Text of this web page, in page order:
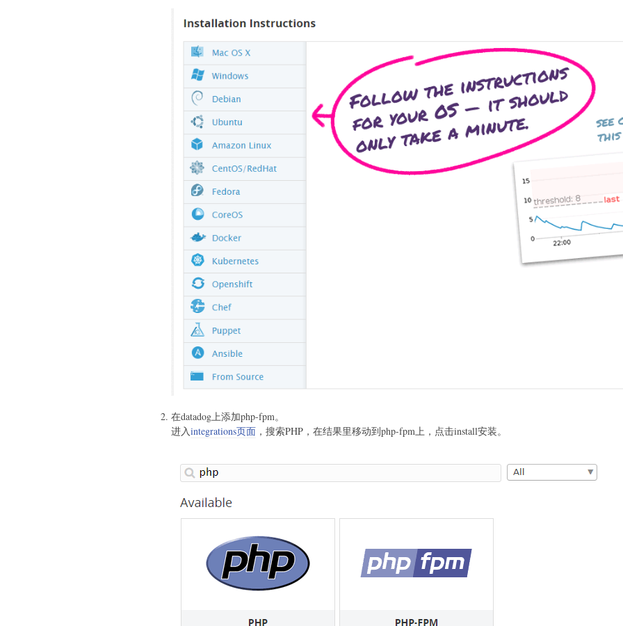
在datadog上添加php-fpm。
进入integrations页面 ，搜索PHP，在结果里移动到php-fpm上，点击install安装。